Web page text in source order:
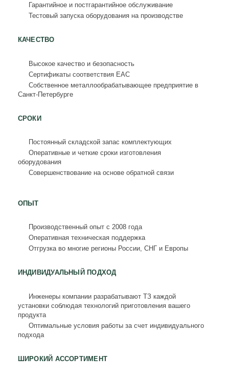
Гарантийное и постгарантийное обслуживание
Тестовый запуска оборудования на производстве
КАЧЕСТВО
Высокое качество и безопасность
Сертификаты соответствия ЕАС
Собственное металлообрабатывающее предприятие в
Санкт-Петербурге
СРОКИ
Постоянный складской запас комплектующих
Оперативные и четкие сроки изготовления
оборудования
Совершенствование на основе обратной связи
ОПЫТ
Производственный опыт с 2008 года
Оперативная техническая поддержка
Отгрузка во многие регионы России, СНГ и Европы
ИНДИВИДУАЛЬНЫЙ ПОДХОД
Инженеры компании разрабатывают ТЗ каждой
установки соблюдая технологий приготовления вашего
продукта
Оптимальные условия работы за счет индивидуального
подхода
ШИРОКИЙ АССОРТИМЕНТ